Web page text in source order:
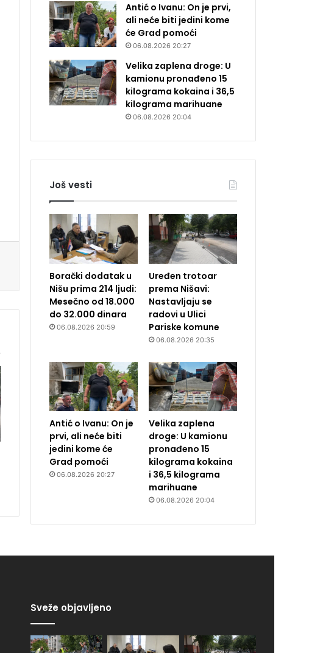
Antić o Ivanu: On je prvi,
ali neće biti jedini kome
će Grad pomoći
06.08.2026 20:27
Velika zaplena droge: U
kamionu pronađeno 15
kilograma kokaina i 36,5
kilograma marihuane
06.08.2026 20:04
Još vesti
Borački dodatak u
Nišu prima 214 ljudi:
Mesečno od 18.000
do 32.000 dinara
06.08.2026 20:59
Uređen trotoar
prema Nišavi:
Nastavljaju se
radovi u Ulici
Pariske komune
06.08.2026 20:35
Antić o Ivanu: On je
prvi, ali neće biti
jedini kome će
Grad pomoći
06.08.2026 20:27
Velika zaplena
droge: U kamionu
pronađeno 15
kilograma kokaina
i 36,5 kilograma
marihuane
06.08.2026 20:04
Sveže objavljeno